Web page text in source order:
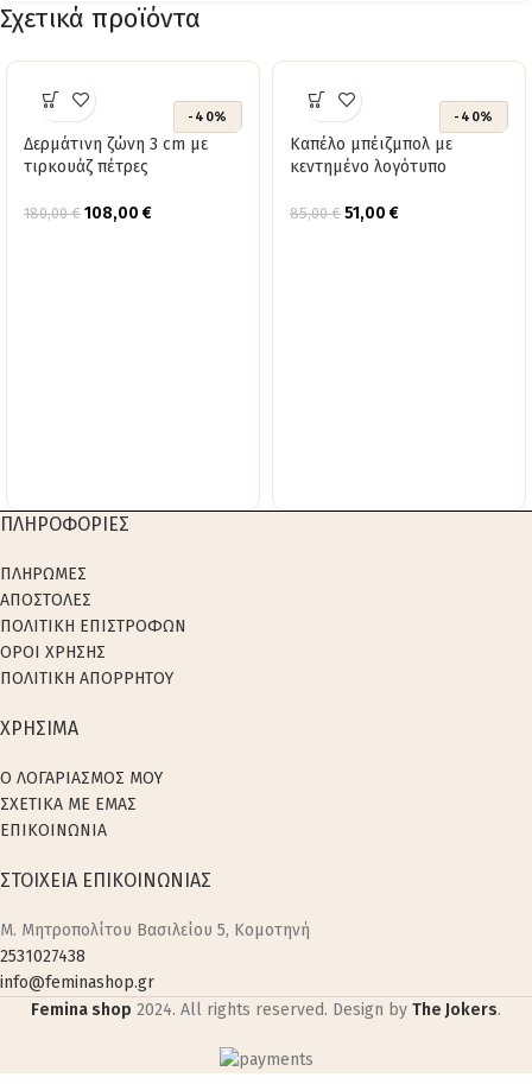
Σχετικά προϊόντα
-40%
Δερμάτινη ζώνη 3 cm με
τιρκουάζ πέτρες
180,00€ 108,00 €
-40%
Καπέλο μπέιζμπολ με
κεντημένο λογότυπο
85,00€ 51,00 €
ΠΛΗΡΟΦΟΡΙΕΣ
ΠΛΗΡΩΜΕΣ
ΑΠΟΣΤΟΛΕΣ
ΠΟΛΙΤΙΚΗ ΕΠΙΣΤΡΟΦΩΝ
ΟΡΟΙ ΧΡΗΣΗΣ
ΠΟΛΙΤΙΚΗ ΑΠΟΡΡΗΤΟΥ
ΧΡΗΣΙΜΑ
Ο ΛΟΓΑΡΙΑΣΜΟΣ ΜΟΥ
ΣΧΕΤΙΚΑ ΜΕ ΕΜΑΣ
ΕΠΙΚΟΙΝΩΝΙΑ
ΣΤΟΙΧΕΙΑ ΕΠΙΚΟΙΝΩΝΙΑΣ
M. Μητροπολίτου Βασιλείου 5, Κομοτηνή
2531027438
info@feminashop.gr
Femina shop 2024. All rights reserved. Design by The Jokers.